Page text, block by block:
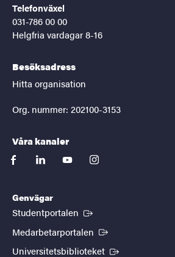
Telefonväxel
031-786 00 00
Helgfria vardagar 8-16
Besöksadress
Hitta organisation
Org. nummer: 202100-3153
Våra kanaler
facebooklinkedinyoutubeinstagram
Genvägar
Studentportalen (Extern länk)
Medarbetarportalen (Extern länk)
Universitetsbiblioteket (Extern länk)